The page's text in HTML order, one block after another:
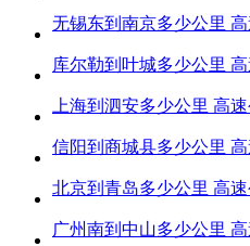
无锡东到南京多少公里
库尔勒到叶城多少公里
上海到泗安多少公里 高
信阳到商城县多少公里
北京到青岛多少公里 高
广州南到中山多少公里